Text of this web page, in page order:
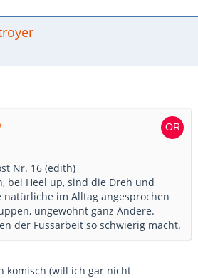
Nr. 16 (edith)
bei Heel up, sind die Dreh und
natürliche im Alltag angesprochen
ungewohnt ganz Andere.
der Fussarbeit so schwierig macht.
komisch (will ich gar nicht